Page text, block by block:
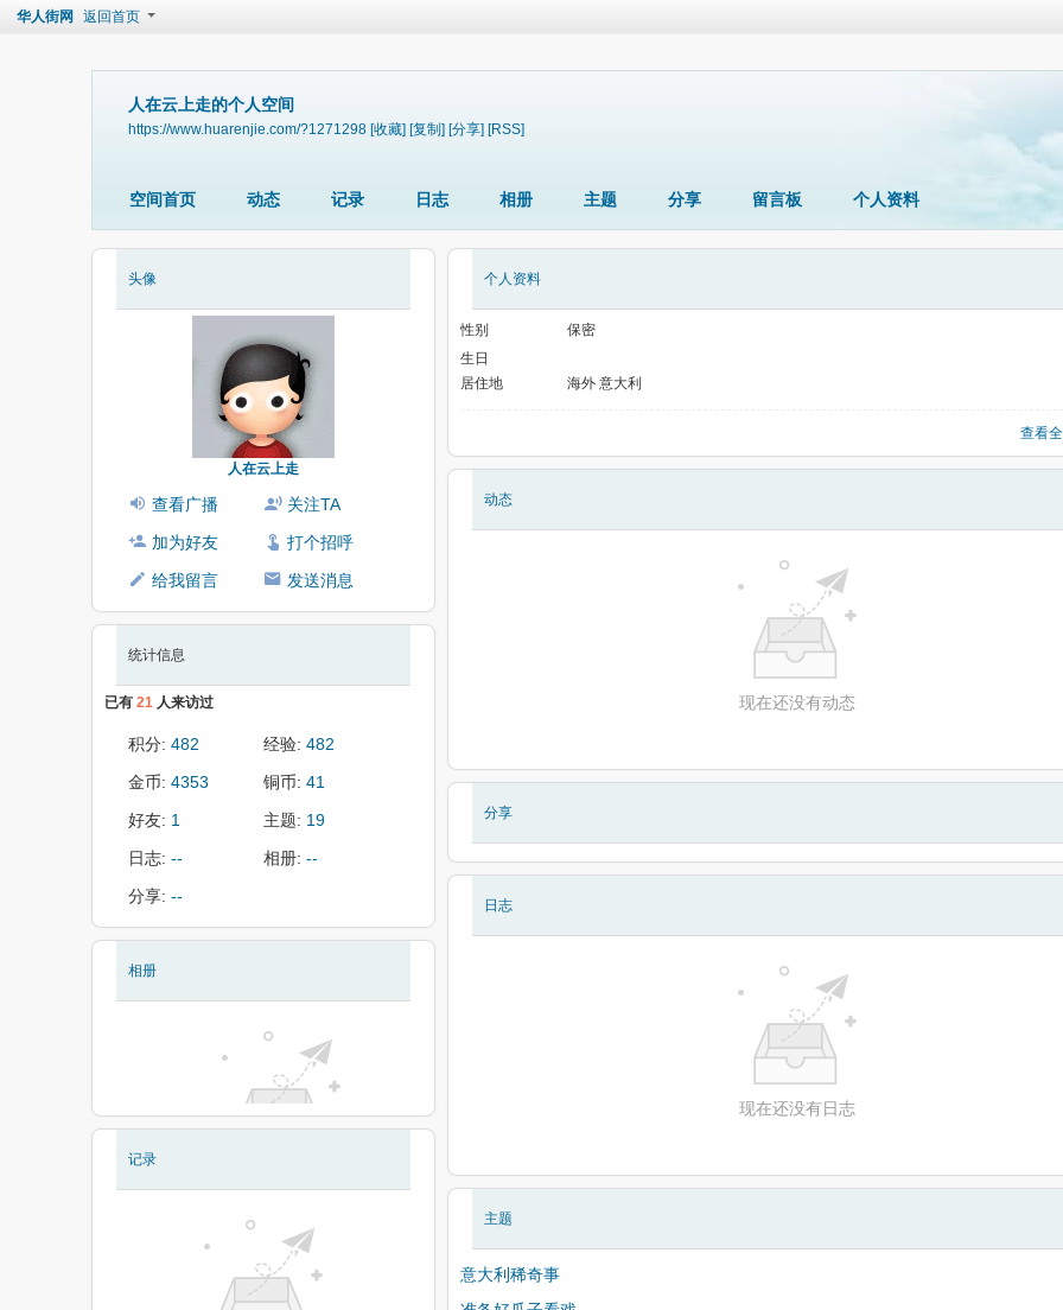
华人街网 返回首页
人在云上走的个人空间
https://www.huarenjie.com/?1271298 [收藏] [复制] [分享] [RSS]
空间首页 动态 记录 日志 相册 主题 分享 留言板 个人资料
头像
人在云上走
查看广播
关注TA
加为好友
打个招呼
给我留言
发送消息
统计信息
已有 21 人来访过
积分: 482 经验: 482
金币: 4353 铜币: 41
好友: 1 主题: 19
日志: -- 相册: --
分享: --
相册
记录
个人资料
性别
保密
生日
居住地
海外 意大利
查看
动态
现在还没有动态
分享
日志
现在还没有日志
主题
意大利稀奇事